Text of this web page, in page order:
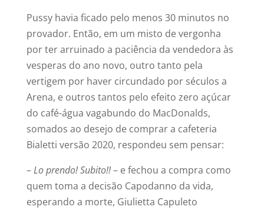
Pussy havia ficado pelo menos 30 minutos no
provador. Então, em um misto de vergonha
por ter arruinado a paciência da vendedora às
vesperas do ano novo, outro tanto pela
vertigem por haver circundado por séculos a
Arena, e outros tantos pelo efeito zero açúcar
do café-água vagabundo do MacDonalds,
somados ao desejo de comprar a cafeteria
Bialetti versão 2020, respondeu sem pensar:
– Lo prendo! Subito!!– e fechou a compra como
quem toma a decisão Capodanno da vida,
esperando a morte, Giulietta Capuleto